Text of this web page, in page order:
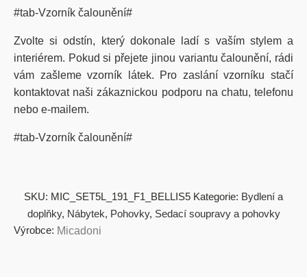
#tab-Vzorník čalounění#
Zvolte si odstín, který dokonale ladí s vaším stylem a
interiérem. Pokud si přejete jinou variantu čalounění, rádi
vám zašleme vzorník látek. Pro zaslání vzorníku stačí
kontaktovat naši zákaznickou podporu na chatu, telefonu
nebo e-mailem.
#tab-Vzorník čalounění#
SKU: MIC_SET5L_191_F1_BELLIS5 Kategorie: Bydlení a
doplňky, Nábytek, Pohovky, Sedací soupravy a pohovky
Výrobce: Micadoni